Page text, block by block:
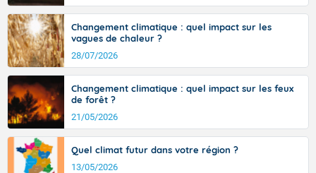
Changement climatique : quel impact sur les
vagues de chaleur ?
28/07/2026
Changement climatique : quel impact sur les feux
de forêt ?
21/05/2026
Quel climat futur dans votre région ?
13/05/2026